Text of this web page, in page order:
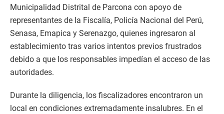
Municipalidad Distrital de Parcona con apoyo de
representantes de la Fiscalía, Policía Nacional del Perú,
Senasa, Emapica y Serenazgo, quienes ingresaron al
establecimiento tras varios intentos previos frustrados
debido a que los responsables impedían el acceso de las
autoridades.
Durante la diligencia, los fiscalizadores encontraron un
local en condiciones extremadamente insalubres. En el